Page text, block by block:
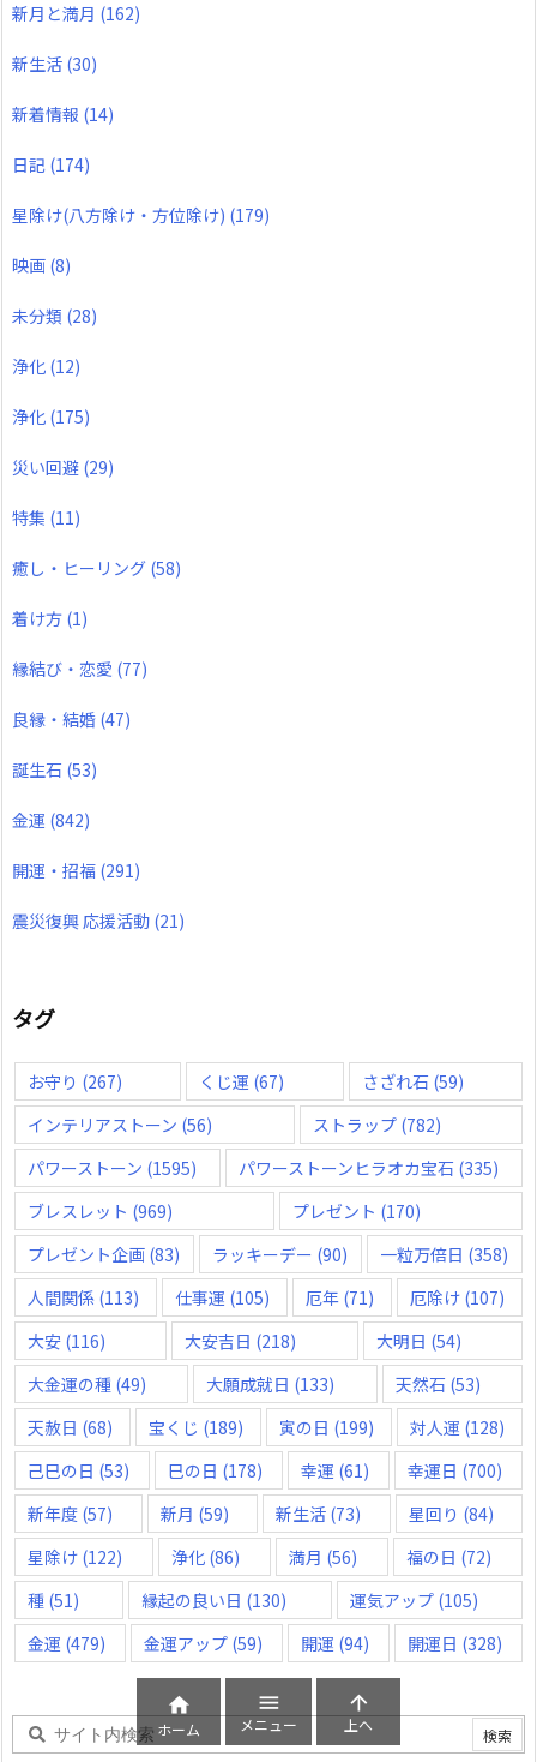
新月と満月 (162)
新生活 (30)
新着情報 (14)
日記 (174)
星除け(八方除け・方位除け) (179)
映画 (8)
未分類 (28)
浄化 (12)
浄化 (175)
災い回避 (29)
特集 (11)
癒し・ヒーリング (58)
着け方 (1)
縁結び・恋愛 (77)
良縁・結婚 (47)
誕生石 (53)
金運 (842)
開運・招福 (291)
震災復興 応援活動 (21)
タグ
お守り (267) くじ運 (67) さざれ石 (59)
インテリアストーン (56) ストラップ(782)
パワーストーン (1595) パワーストーンヒラオカ宝石 (335)
ブレスレット (969) プレゼント (170)
プレゼント企画 (83) ラッキーデー (90) 一粒万倍日 (358)
人間関係 (113) 仕事運 (105) 厄年 (71) 厄除け (107)
大安 (116) 大安吉日 (218) 大明日 (54)
大金運の種 (49) 大願成就日 (133) 天然石 (53)
天赦日 (68) 宝くじ (189) 寅の日 (199) 対人運 (128)
己巳の日 (53) 巳の日 (178) 幸運 (61) 幸運日 (700)
新年度 (57) 新月 (59) 新生活 (73) 星回り (84)
星除け (122) 浄化 (86) 満月 (56) 福の日 (72)
種 (51) 縁起の良い日 (130) 運気アップ(105)
金運 (479) 金運アップ (59) 開運 (94) 開運日 (328)

ホーム

メニュー

上へ